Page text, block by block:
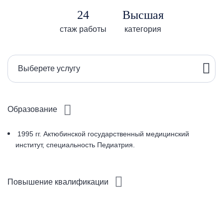
24
стаж работы
Высшая
категория
Выберете услугу
Образование
1995 гг. Актюбинской государственный медицинский
институт, специальность Педиатрия.
Повышение квалификации